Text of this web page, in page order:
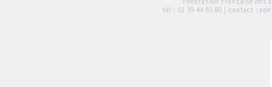
tél : 01 39 44 65 80 | contact :